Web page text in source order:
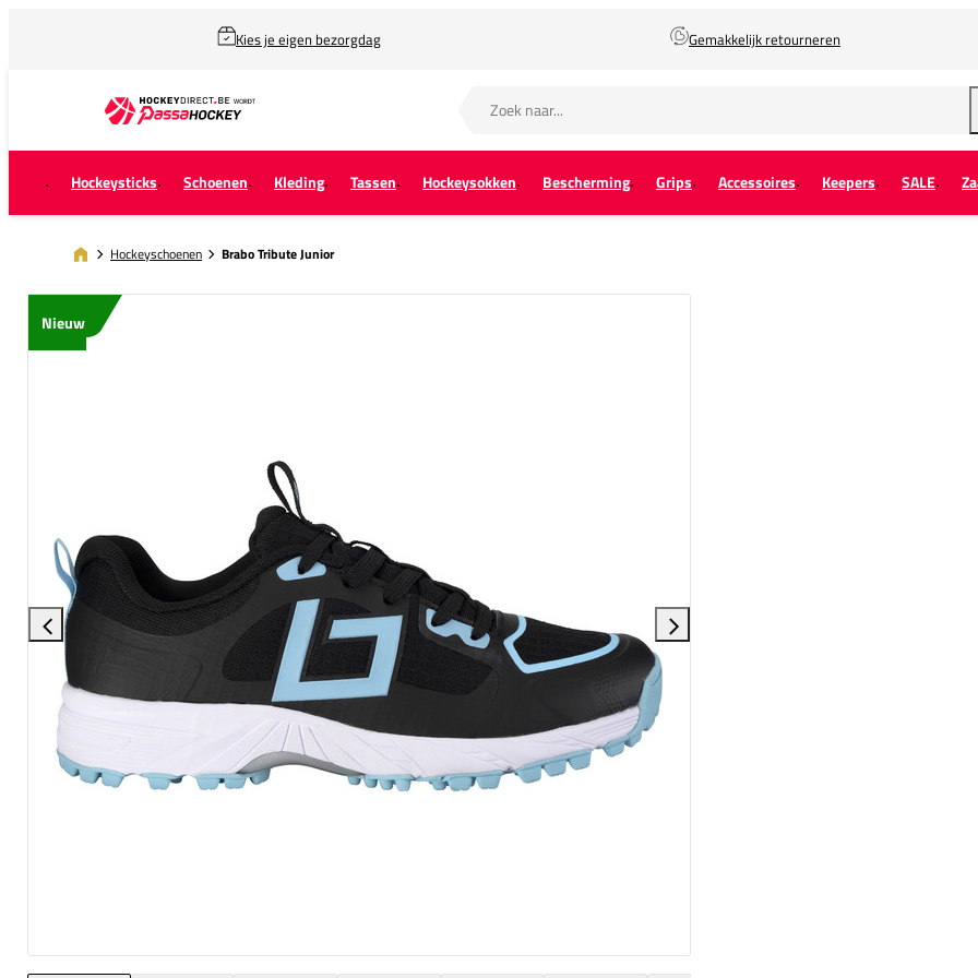
Kies je eigen bezorgdag Gemakkelijk retourneren
Hockeysticks Schoenen Kleding Tassen Hockeysokken Bescherming Grips Accessoires Keepers SALE
Hockeyschoenen Brabo Tribute Junior
Nieuw